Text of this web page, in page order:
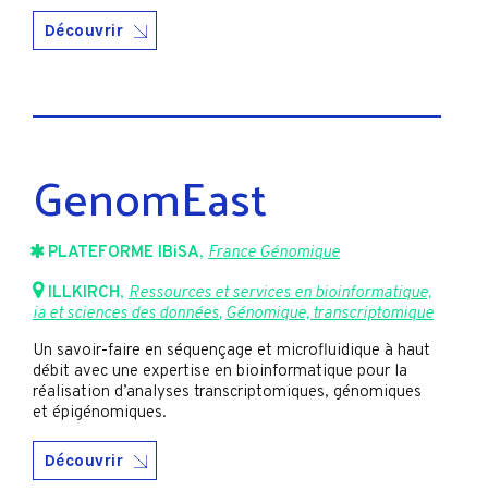
Découvrir
GenomEast
PLATEFORME IBiSA, France Génomique
ILLKIRCH, Ressources et services en bioinformatique,
ia et sciences des données,Génomique, transcriptomique
Un savoir-faire en séquençage et microfluidique à haut
débit avec une expertise en bioinformatique pour la
réalisation d’analyses transcriptomiques, génomiques
et épigénomiques.
Découvrir